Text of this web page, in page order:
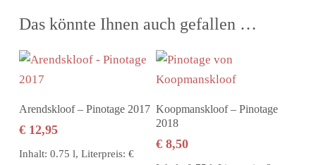
Das könnte Ihnen auch gefallen …
In den Warenkorb
Arendskloof – Pinotage 2017
€12,95
Inhalt: 0.75 l, Literpreis: €
In den Warenkorb
Koopmanskloof – Pinotage
2018
€ 8,50